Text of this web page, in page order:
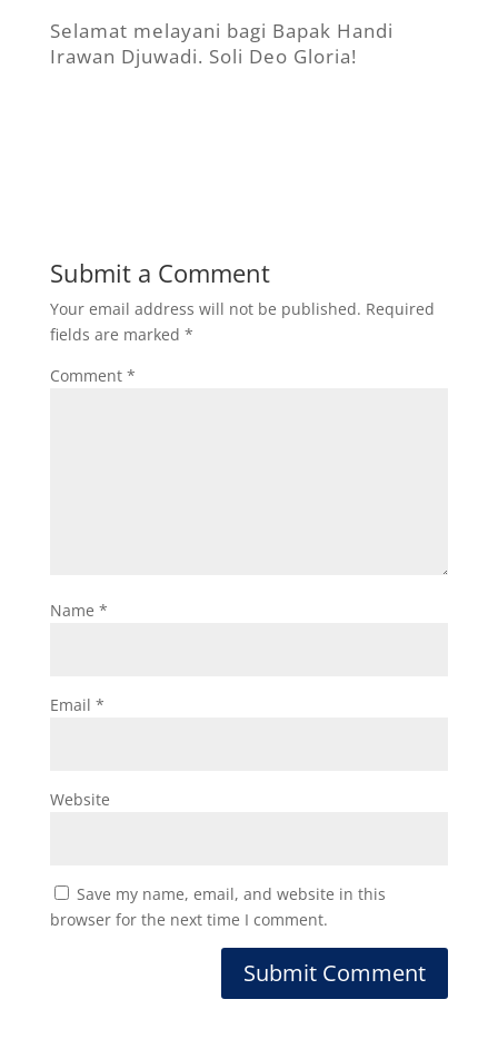
Selamat melayani bagi Bapak Handi
Irawan Djuwadi. Soli Deo Gloria!
Submit a Comment
Your email address will not be published. Required
fields are marked *
Comment *
Name *
Email *
Website
Save my name, email, and website in this
browser for the next time I comment.